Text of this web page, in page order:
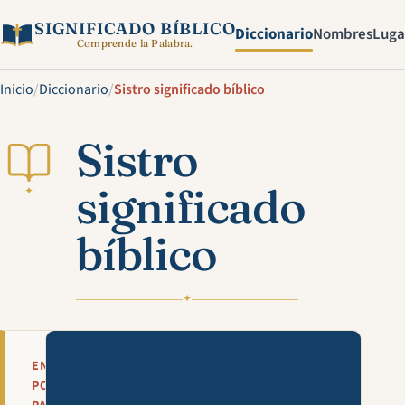
SIGNIFICADO BÍBLICO
Comprende la Palabra. DiccionarioNombres
Inicio/Diccionario/Sistro significado bíblico
✦
Sistro
significado
bíblico
✦
EN
POCAS
Mira esta explicación en